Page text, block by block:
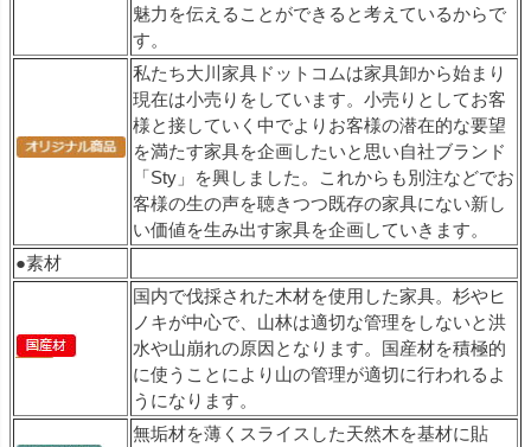
魅力を伝えることができると考えているからで
す。
私たち大川家具ドットコムは家具卸から始まり
現在は小売りをしています。小売りとしてお客
様と接していく中でよりお客様の潜在的な要望
を満たす家具を企画したいと思い自社ブランド
「Sty」を興しました。これからも別注などでお
客様の生の声を聴きつつ既存の家具にない新し
い価値を生み出す家具を企画していきます。
●素材
国内で伐採された木材を使用した家具。杉やヒ
ノキが中心で、山林は適切な管理をしないと洪
水や山崩れの原因となります。国産材を積極的
に使うことにより山の管理が適切に行われるよ
うになります。
無垢材を薄くスライスした天然木を基材に貼